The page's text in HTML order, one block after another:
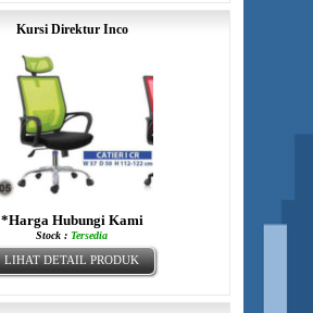
Kursi Direktur Inco
*Harga Hubungi Kami
Stock : Tersedia
LIHAT DETAIL PRODUK